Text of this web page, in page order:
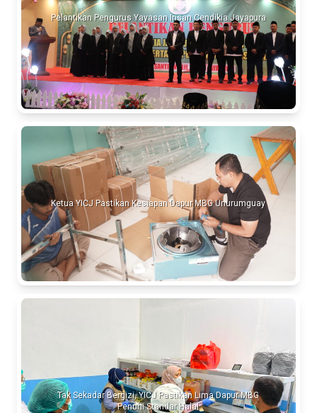
Pelantikan Pengurus Yayasan Insan Cendikia Jayapura
Ketua YICJ Pastikan Kesiapan Dapur MBG Unurumguay
Tak Sekadar Bergizi, YICJ Pastikan Lima Dapur MBG
Penuhi Standar Halal